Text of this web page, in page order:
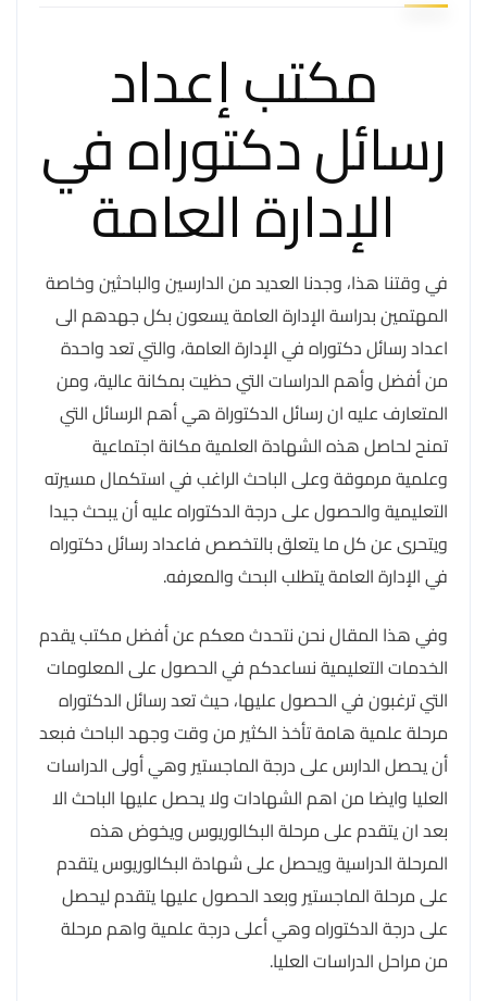
مكتب إعداد
رسائل دكتوراه في
الإدارة العامة
في وقتنا هذا، وجدنا العديد من الدارسين والباحثين وخاصة
المهتمين بدراسة الإدارة العامة يسعون بكل جهدهم الى
اعداد رسائل دكتوراه في الإدارة العامة، والتي تعد واحدة
من أفضل وأهم الدراسات التي حظيت بمكانة عالية، ومن
المتعارف عليه ان رسائل الدكتوراة هي أهم الرسائل التي
تمنح لحاصل هذه الشهادة العلمية مكانة اجتماعية
وعلمية مرموقة وعلى الباحث الراغب في استكمال مسيرته
التعليمية والحصول على درجة الدكتوراه عليه أن يبحث جيدا
ويتحرى عن كل ما يتعلق بالتخصص فاعداد رسائل دكتوراه
في الإدارة العامة يتطلب البحث والمعرفه.
وفي هذا المقال نحن نتحدث معكم عن أفضل مكتب يقدم
الخدمات التعليمية نساعدكم في الحصول على المعلومات
التي ترغبون في الحصول عليها، حيث تعد رسائل الدكتوراه
مرحلة علمية هامة تأخذ الكثير من وقت وجهد الباحث فبعد
أن يحصل الدارس على درجة الماجستير وهي أولى الدراسات
العليا وايضا من اهم الشهادات ولا يحصل عليها الباحث الا
بعد ان يتقدم على مرحلة البكالوريوس ويخوض هذه
المرحلة الدراسية ويحصل على شهادة البكالوريوس يتقدم
على مرحلة الماجستير وبعد الحصول عليها يتقدم ليحصل
على درجة الدكتوراه وهي أعلى درجة علمية واهم مرحلة
من مراحل الدراسات العليا.